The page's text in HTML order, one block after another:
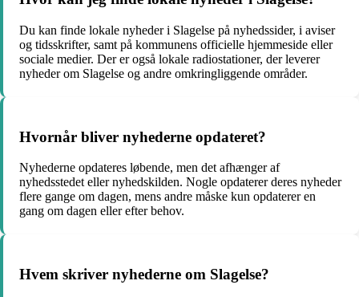
Du kan finde lokale nyheder i Slagelse på nyhedssider, i aviser
og tidsskrifter, samt på kommunens officielle hjemmeside eller
sociale medier. Der er også lokale radiostationer, der leverer
nyheder om Slagelse og andre omkringliggende områder.
Hvornår bliver nyhederne opdateret?
Nyhederne opdateres løbende, men det afhænger af
nyhedsstedet eller nyhedskilden. Nogle opdaterer deres nyheder
flere gange om dagen, mens andre måske kun opdaterer en
gang om dagen eller efter behov.
Hvem skriver nyhederne om Slagelse?